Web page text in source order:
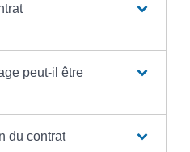
peut-il être
du contrat